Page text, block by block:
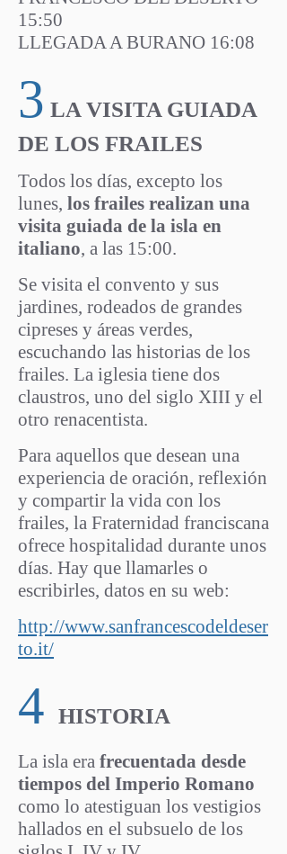
15:50
LLEGADA A BURANO 16:08
3 LA VISITA GUIADA
DE LOS FRAILES
Todos los días, excepto los
lunes, los frailes realizan una
visita guiada de la isla en
italiano, a las 15:00.
Se visita el convento y sus
jardines, rodeados de grandes
cipreses y áreas verdes,
escuchando las historias de los
frailes. La iglesia tiene dos
claustros, uno del siglo XIII y el
otro renacentista.
Para aquellos que desean una
experiencia de oración, reflexión
y compartir la vida con los
frailes, la Fraternidad franciscana
ofrece hospitalidad durante unos
días. Hay que llamarles o
escribirles, datos en su web:
http://www.sanfrancescodeldeser
to.it/
4 HISTORIA
La isla era frecuentada desde
tiempos del Imperio Romano
como lo atestiguan los vestigios
hallados en el subsuelo de los